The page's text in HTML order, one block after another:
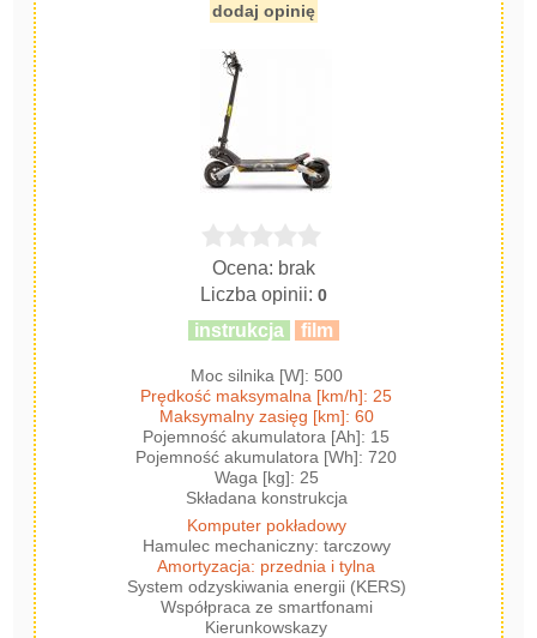
dodaj opinię
Ocena: brak
Liczba opinii:0
instrukcja film
Moc silnika [W]: 500
Prędkość maksymalna [km/h]: 25
Maksymalny zasięg [km]: 60
Pojemność akumulatora [Ah]: 15
Pojemność akumulatora [Wh]: 720
Waga [kg]: 25
Składana konstrukcja
Komputer pokładowy
Hamulec mechaniczny: tarczowy
Amortyzacja: przednia i tylna
System odzyskiwania energii (KERS)
Współpraca ze smartfonami
Kierunkowskazy